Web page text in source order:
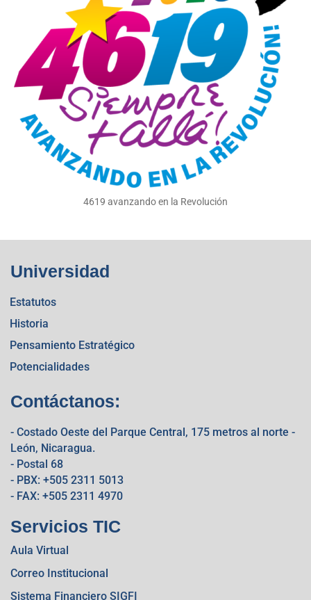
4619 avanzando en la Revolución
Universidad
Estatutos
Historia
Pensamiento Estratégico
Potencialidades
Contáctanos:
- Costado Oeste del Parque Central, 175 metros al norte -
León, Nicaragua.
- Postal 68
- PBX: +505 2311 5013
- FAX: +505 2311 4970
Servicios TIC
Aula Virtual
Correo Institucional
Sistema Financiero SIGFI